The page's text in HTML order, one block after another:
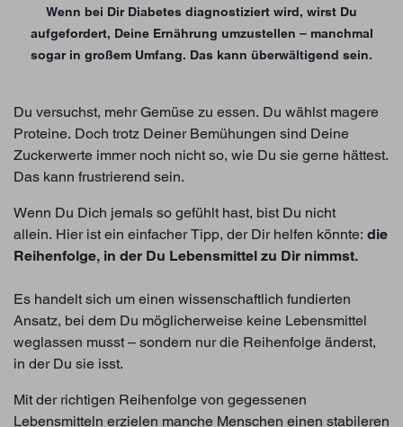
Wenn bei Dir Diabetes diagnostiziert wird, wirst Du
aufgefordert, Deine Ernährung umzustellen – manchmal
sogar in großem Umfang. Das kann überwältigend sein.
Du versuchst, mehr Gemüse zu essen. Du wählst magere
Proteine. Doch trotz Deiner Bemühungen sind Deine
Zuckerwerte immer noch nicht so, wie Du sie gerne hättest.
Das kann frustrierend sein.
Wenn Du Dich jemals so gefühlt hast, bist Du nicht
allein. Hier ist ein einfacher Tipp, der Dir helfen könnte: die
Reihenfolge, in der Du Lebensmittel zu Dir nimmst.
Es handelt sich um einen wissenschaftlich fundierten
Ansatz, bei dem Du möglicherweise keine Lebensmittel
weglassen musst – sondern nur die Reihenfolge änderst,
in der Du sie isst.
Mit der richtigen Reihenfolge von gegessenen
Lebensmitteln erzielen manche Menschen einen stabileren